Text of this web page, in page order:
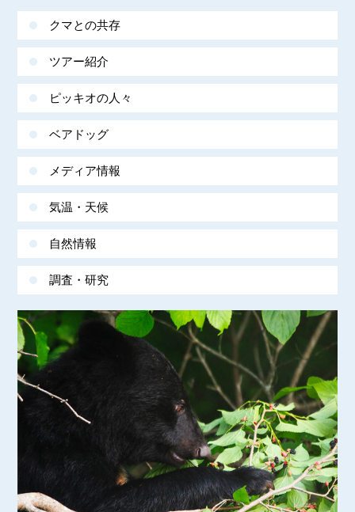
クマとの共存
ツアー紹介
ピッキオの人々
ベアドッグ
メディア情報
気温・天候
自然情報
調査・研究